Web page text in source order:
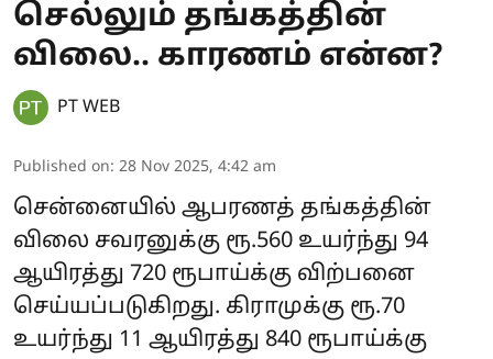
செல்லும் தங்கத்தின்
விலை.. காரணம் என்ன?
PT WEB
Published on: 28 Nov 2025, 4:42 am
சென்னையில் ஆபரணத் தங்கத்தின்
விலை சவரனுக்கு ரூ.560 உயர்ந்து 94
ஆயிரத்து 720 ரூபாய்க்கு விற்பனை
செய்யப்படுகிறது. கிராமுக்கு ரூ.70
உயர்ந்து 11 ஆயிரத்து 840 ரூபாய்க்கு